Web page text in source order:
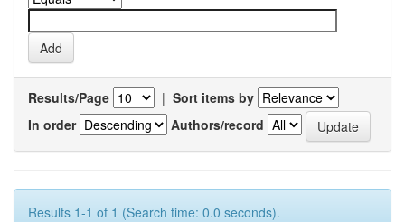
Results/Page | Sort items by
In order
Authors/record
Results 1-1 of 1 (Search time: 0.0 seconds).